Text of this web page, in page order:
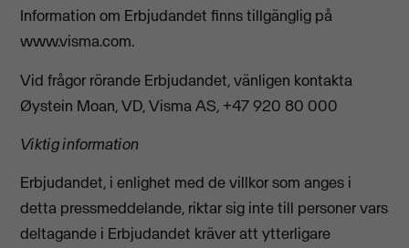
Information om Erbjudandet finns tillgänglig på
www.visma.com.
Vid frågor rörande Erbjudandet, vänligen kontakta
Øystein Moan, VD, Visma AS, +47 920 80 000
Viktig information
Erbjudandet, i enlighet med de villkor som anges i
detta pressmeddelande, riktar sig inte till personer vars
deltagande i Erbjudandet kräver att ytterligare